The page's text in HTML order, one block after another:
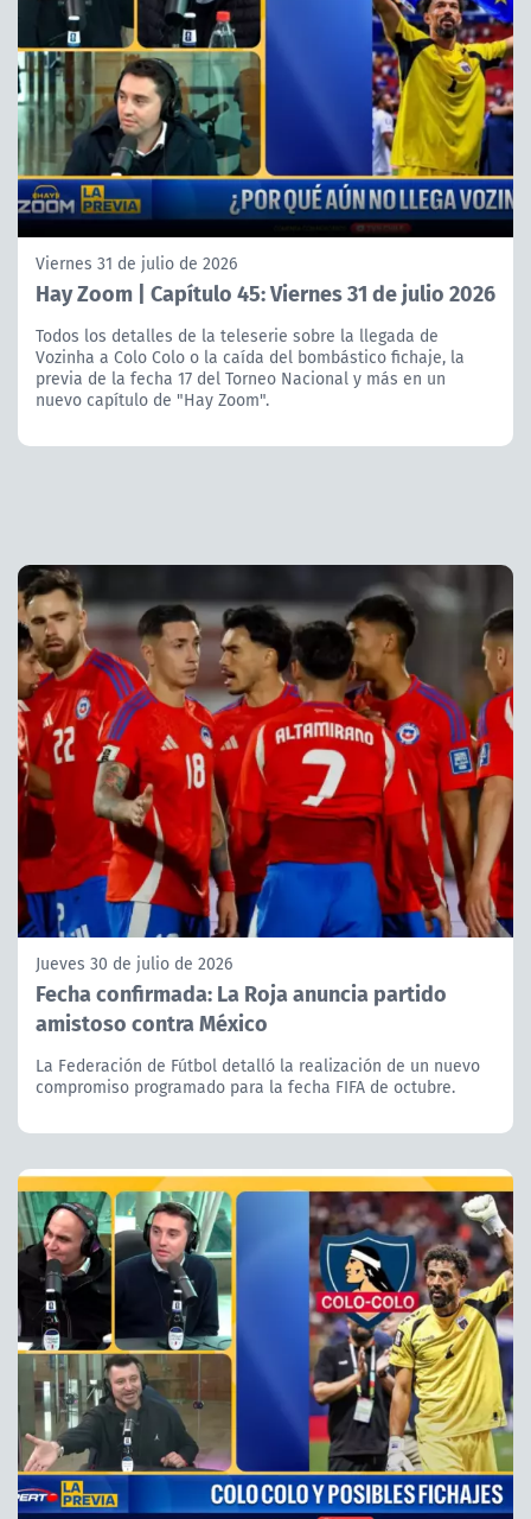
Viernes 31 de julio de 2026
Hay Zoom | Capítulo 45: Viernes 31 de julio 2026
Todos los detalles de la teleserie sobre la llegada de
Vozinha a Colo Colo o la caída del bombástico fichaje, la
previa de la fecha 17 del Torneo Nacional y más en un
nuevo capítulo de "Hay Zoom".
Jueves 30 de julio de 2026
Fecha confirmada: La Roja anuncia partido
amistoso contra México
La Federación de Fútbol detalló la realización de un nuevo
compromiso programado para la fecha FIFA de octubre.